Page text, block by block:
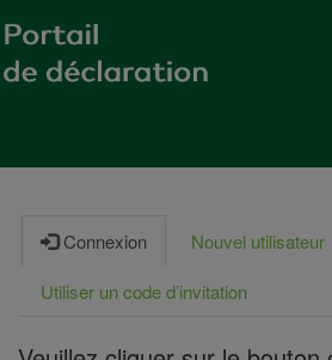
Connexion
Nouvel utilisateur
Utiliser un code d’invitation